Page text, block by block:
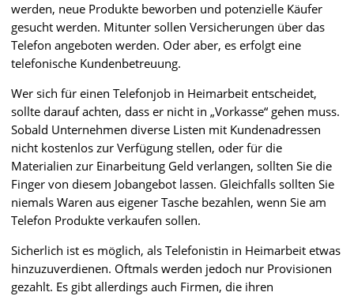
werden, neue Produkte beworben und potenzielle Käufer
gesucht werden. Mitunter sollen Versicherungen über das
Telefon angeboten werden. Oder aber, es erfolgt eine
telefonische Kundenbetreuung.
Wer sich für einen Telefonjob in Heimarbeit entscheidet,
sollte darauf achten, dass er nicht in „Vorkasse“ gehen muss.
Sobald Unternehmen diverse Listen mit Kundenadressen
nicht kostenlos zur Verfügung stellen, oder für die
Materialien zur Einarbeitung Geld verlangen, sollten Sie die
Finger von diesem Jobangebot lassen. Gleichfalls sollten Sie
niemals Waren aus eigener Tasche bezahlen, wenn Sie am
Telefon Produkte verkaufen sollen.
Sicherlich ist es möglich, als Telefonistin in Heimarbeit etwas
hinzuzuverdienen. Oftmals werden jedoch nur Provisionen
gezahlt. Es gibt allerdings auch Firmen, die ihren